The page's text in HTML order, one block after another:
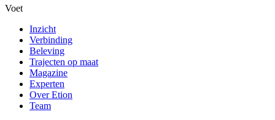
Voet
Inzicht
Verbinding
Beleving
Trajecten op maat
Magazine
Experten
Over Etion
Team